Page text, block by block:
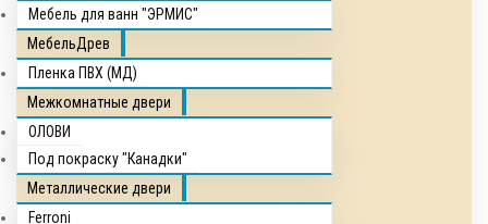
Мебель для ванн "ЭРМИС"
МебельДрев
Пленка ПВХ (МД)
Межкомнатные двери
ОЛОВИ
Под покраску "Канадки"
Металлические двери
Ferroni